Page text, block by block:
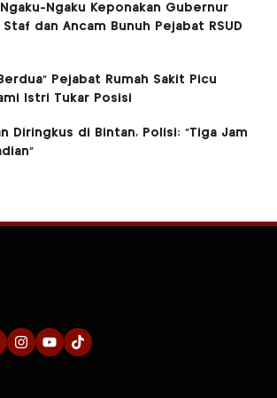
Ngaku Keponakan Gubernur
Staf dan Ancam Bunuh Pejabat RSUD
Pejabat Rumah Sakit Picu
Istri Tukar Posisi
Diringkus di Bintan, Polisi: “Tiga Jam